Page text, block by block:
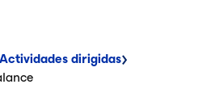
Actividades dirigidas